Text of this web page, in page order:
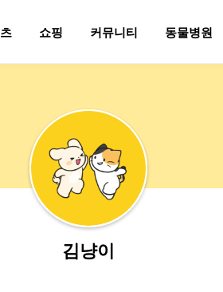
쇼핑 커뮤니티 동물병원
김냥이